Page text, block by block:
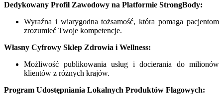
Dedykowany Profil Zawodowy na Platformie StrongBody:
Wyraźna i wiarygodna tożsamość, która pomaga pacjentom
zrozumieć Twoje kompetencje.
Własny Cyfrowy Sklep Zdrowia i Wellness:
Możliwość publikowania usług i docierania do milionów
klientów z różnych krajów.
Program Udostępniania Lokalnych Produktów Flagowych: